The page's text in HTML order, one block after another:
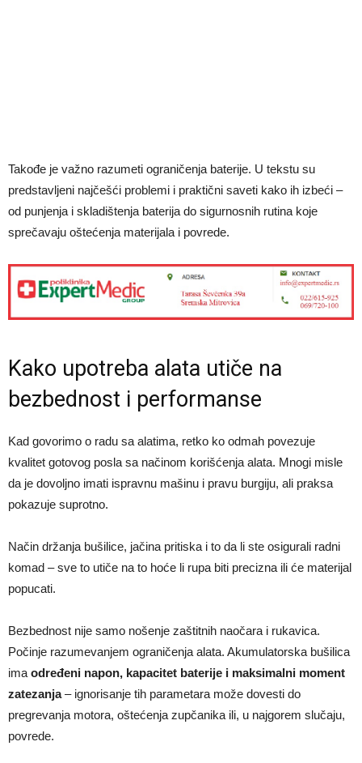
Takođe je važno razumeti ograničenja baterije. U tekstu su
predstavljeni najčešći problemi i praktični saveti kako ih izbeći –
od punjenja i skladištenja baterija do sigurnosnih rutina koje
sprečavaju oštećenja materijala i povrede.
Kako upotreba alata utiče na
bezbednost i performanse
Kad govorimo o radu sa alatima, retko ko odmah povezuje
kvalitet gotovog posla sa načinom korišćenja alata. Mnogi misle
da je dovoljno imati ispravnu mašinu i pravu burgiju, ali praksa
pokazuje suprotno.
Način držanja bušilice, jačina pritiska i to da li ste osigurali radni
komad – sve to utiče na to hoće li rupa biti precizna ili će materijal
popucati.
Bezbednost nije samo nošenje zaštitnih naočara i rukavica.
Počinje razumevanjem ograničenja alata. Akumulatorska bušilica
ima određeni napon, kapacitet baterije i maksimalni moment
zatezanja– ignorisanje tih parametara može dovesti do
pregrevanja motora, oštećenja zupčanika ili, u najgorem slučaju,
povrede.